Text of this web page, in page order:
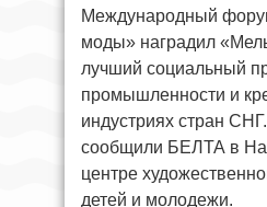
Международный
моды» наградил
лучший социальный
промышленности и
индустриях стран
сообщили БЕЛТА в
центре
детей и молодежи.